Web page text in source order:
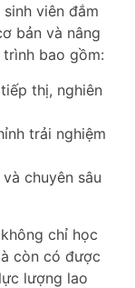
viên đắm
bản và nâng
bao gồm:
thị, nghiên
trải nghiệm
chuyên sâu
chỉ học
còn có được
lượng lao